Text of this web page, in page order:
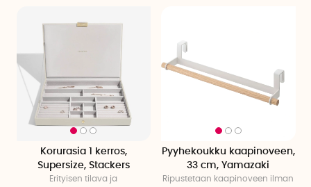
Korurasia 1 kerros,
Supersize, Stackers
Erityisen tilava ja
Pyyhekoukku kaapinoveen,
33 cm, Yamazaki
Ripustetaan kaapinoveen ilman